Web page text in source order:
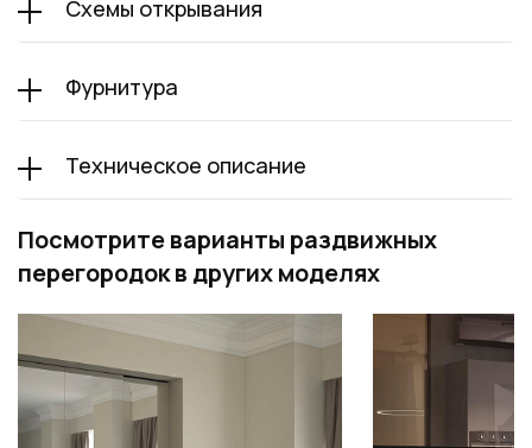
Схемы открывания
Фурнитура
Техническое описание
Посмотрите варианты раздвижных
перегородок в других моделях